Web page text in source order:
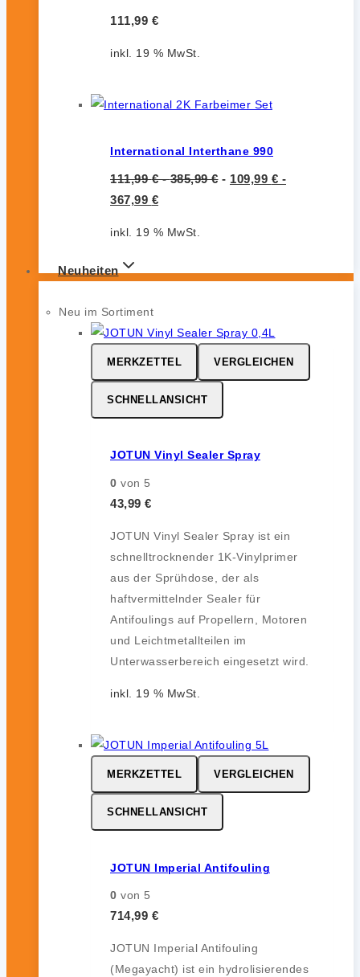
111,99 €
inkl. 19 % MwSt.
International Interthane 990
111,99€-385,99€- 109,99 € -
367,99 €
inkl. 19 % MwSt.
Neuheiten
Neu im Sortiment
MERKZETTEL VERGLEICHEN
SCHNELLANSICHT
JOTUN Vinyl Sealer Spray
0 von 5
43,99 €
JOTUN Vinyl Sealer Spray ist ein
schnelltrocknender 1K-Vinylprimer
aus der Sprühdose, der als
haftvermittelnder Sealer für
Antifoulings auf Propellern, Motoren
und Leichtmetallteilen im
Unterwasserbereich eingesetzt wird.
inkl. 19 % MwSt.
MERKZETTEL VERGLEICHEN
SCHNELLANSICHT
JOTUN Imperial Antifouling
0 von 5
714,99 €
JOTUN Imperial Antifouling
(Megayacht) ist ein hydrolisierendes